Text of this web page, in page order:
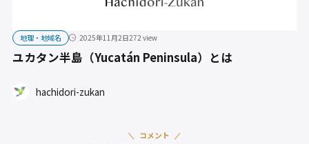
地理・地域名 2025年11月2日272 view
ユカタン半島（Yucatán Peninsula）とは
hachidori-zukan
コメント